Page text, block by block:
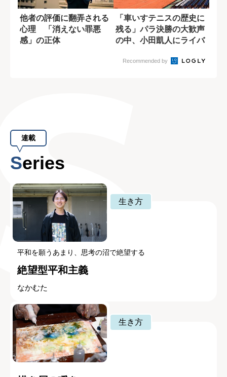
他者の評価に翻弄される
心理 「消えない罪悪
感」の正体
「車いすテニスの歴史に
残る」パラ決勝の大歓声
の中、小田凱人にライバ
Recommended by
連載
Series
生き方
平和を願うあまり、思考の沼で絶望する
絶望型平和主義
なかむた
生き方